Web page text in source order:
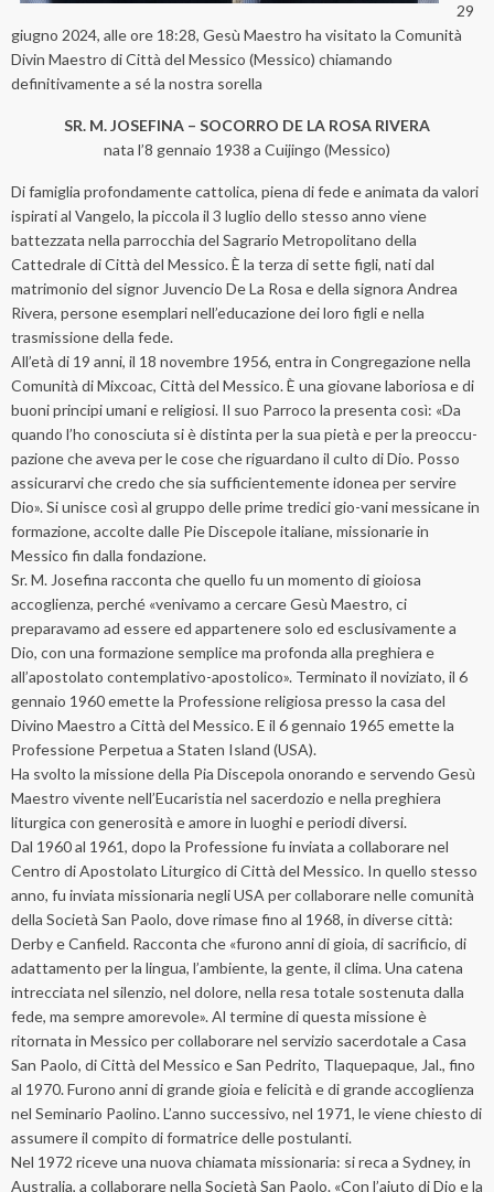
29
giugno 2024, alle ore 18:28, Gesù Maestro ha visitato la Comunità
Divin Maestro di Città del Messico (Messico) chiamando
definitivamente a sé la nostra sorella
SR. M. JOSEFINA – SOCORRO DE LA ROSA RIVERA
nata l’8 gennaio 1938 a Cuijingo (Messico)
Di famiglia profondamente cattolica, piena di fede e animata da valori
ispirati al Vangelo, la piccola il 3 luglio dello stesso anno viene
battezzata nella parrocchia del Sagrario Metropolitano della
Cattedrale di Città del Messico. È la terza di sette figli, nati dal
matrimonio del signor Juvencio De La Rosa e della signora Andrea
Rivera, persone esemplari nell’educazione dei loro figli e nella
trasmissione della fede.
All’età di 19 anni, il 18 novembre 1956, entra in Congregazione nella
Comunità di Mixcoac, Città del Messico. È una giovane laboriosa e di
buoni principi umani e religiosi. Il suo Parroco la presenta così: «Da
quando l’ho conosciuta si è distinta per la sua pietà e per la preoccu-
pazione che aveva per le cose che riguardano il culto di Dio. Posso
assicurarvi che credo che sia sufficientemente idonea per servire
Dio». Si unisce così al gruppo delle prime tredici gio-vani messicane in
formazione, accolte dalle Pie Discepole italiane, missionarie in
Messico fin dalla fondazione.
Sr. M. Josefina racconta che quello fu un momento di gioiosa
accoglienza, perché «venivamo a cercare Gesù Maestro, ci
preparavamo ad essere ed appartenere solo ed esclusivamente a
Dio, con una formazione semplice ma profonda alla preghiera e
all’apostolato contemplativo-apostolico». Terminato il noviziato, il 6
gennaio 1960 emette la Professione religiosa presso la casa del
Divino Maestro a Città del Messico. E il 6 gennaio 1965 emette la
Professione Perpetua a Staten Island (USA).
Ha svolto la missione della Pia Discepola onorando e servendo Gesù
Maestro vivente nell’Eucaristia nel sacerdozio e nella preghiera
liturgica con generosità e amore in luoghi e periodi diversi.
Dal 1960 al 1961, dopo la Professione fu inviata a collaborare nel
Centro di Apostolato Liturgico di Città del Messico. In quello stesso
anno, fu inviata missionaria negli USA per collaborare nelle comunità
della Società San Paolo, dove rimase fino al 1968, in diverse città:
Derby e Canfield. Racconta che «furono anni di gioia, di sacrificio, di
adattamento per la lingua, l’ambiente, la gente, il clima. Una catena
intrecciata nel silenzio, nel dolore, nella resa totale sostenuta dalla
fede, ma sempre amorevole». Al termine di questa missione è
ritornata in Messico per collaborare nel servizio sacerdotale a Casa
San Paolo, di Città del Messico e San Pedrito, Tlaquepaque, Jal., fino
al 1970. Furono anni di grande gioia e felicità e di grande accoglienza
nel Seminario Paolino. L’anno successivo, nel 1971, le viene chiesto di
assumere il compito di formatrice delle postulanti.
Nel 1972 riceve una nuova chiamata missionaria: si reca a Sydney, in
Australia, a collaborare nella Società San Paolo. «Con l’aiuto di Dio e la